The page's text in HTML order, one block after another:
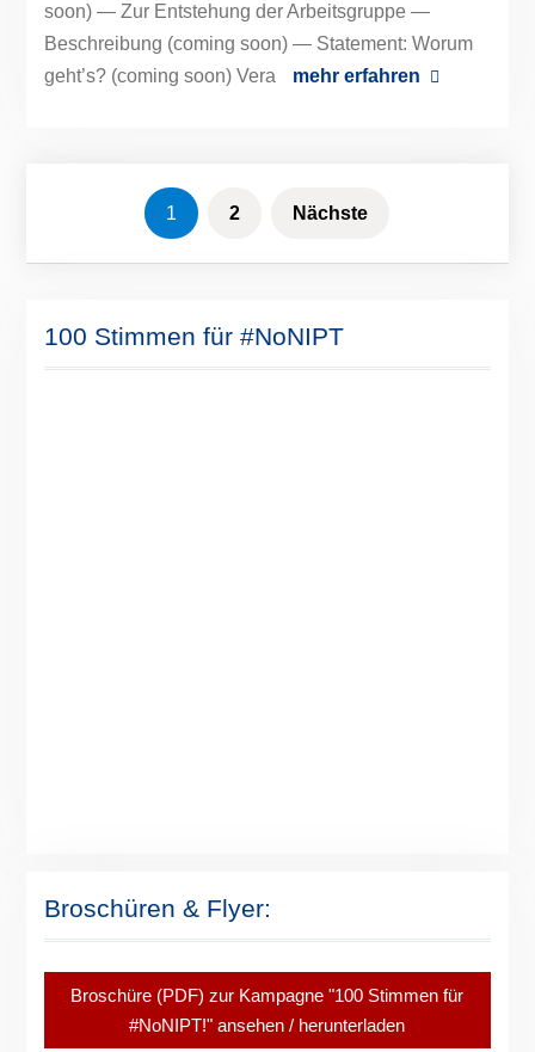
soon) — Zur Entstehung der Arbeitsgruppe —
Beschreibung (coming soon) — Statement: Worum
geht’s? (coming soon) Vera
mehr erfahren
Seitennummerierung
1 2 Nächste
100 Stimmen für #NoNIPT
Broschüren & Flyer:
Broschüre (PDF) zur Kampagne "100 Stimmen für
#NoNIPT!" ansehen / herunterladen